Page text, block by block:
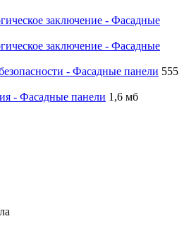
заключение - Фасадные
заключение - Фасадные
- Фасадные панели 555
- Фасадные панели 1,6 мб